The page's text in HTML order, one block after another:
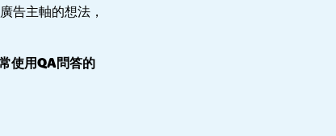
告主軸的想法，
使用QA問答的